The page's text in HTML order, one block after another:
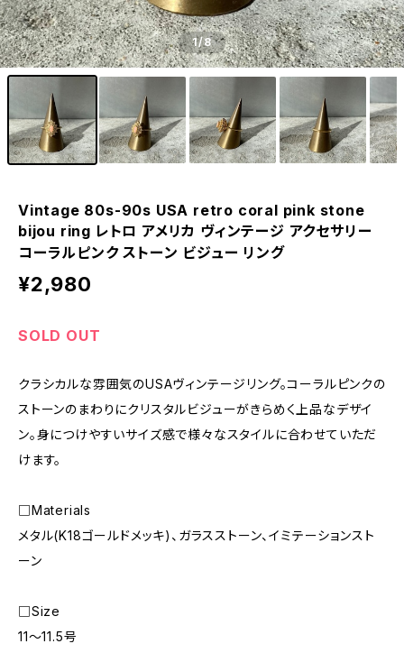
1/8
Vintage 80s-90s USA retro coral pink stone
bijou ring レトロ アメリカ ヴィンテージ アクセサリー
コーラルピンク ストーン ビジュー リング
¥2,980
SOLD OUT
クラシカルな雰囲気のUSAヴィンテージリング。コーラルピンクの
ストーンのまわりにクリスタルビジューがきらめく上品なデザイ
ン。身につけやすいサイズ感で様々なスタイルに合わせていただ
けます。
□Materials
メタル(K18ゴールドメッキ)、ガラスストーン、イミテーションスト
ーン
□Size
11〜11.5号